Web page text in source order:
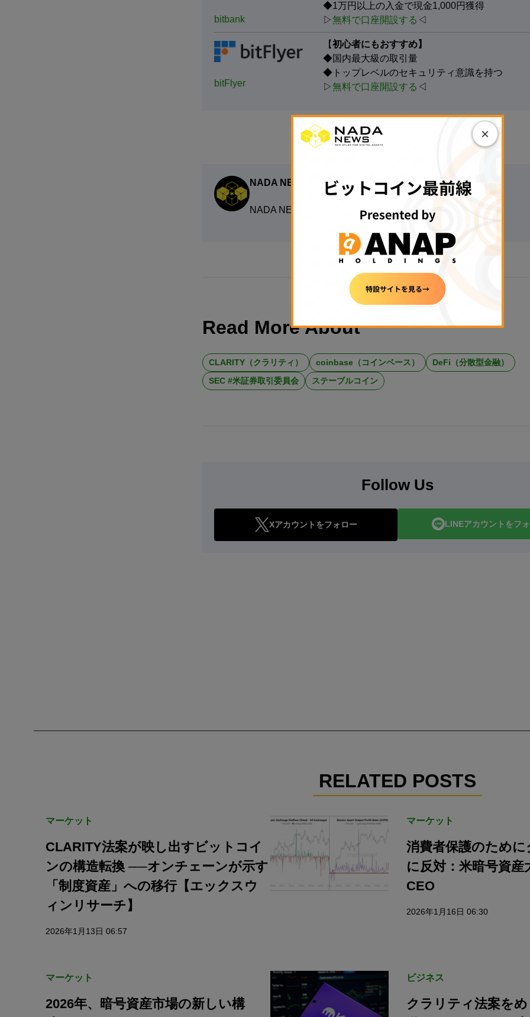
bitbank
◆1万円以上の入金で現金1,000円獲得
▷無料で口座開設する ◁
bitFlyer
【初心者にもおすすめ】
◆国内最大級の取引量
◆トップレベルのセキュリティ意識を持つ
▷無料で口座開設する ◁
NADA NEWS編集部
NADA NEWS編集部
Read More About
CLARITY（クラリティ） coinbase（コインベース）
DeFi（分散型金融）
SEC #米証券取引委員会
ステーブルコイン
Follow Us
Xアカウントをフォロー LINEアカウントをフ
RELATED POSTS
マーケット
CLARITY法案が映し出すビットコイ
ンの構造転換 ──オンチェーンが示す
「制度資産」への移行【エックスウ
ィンリサーチ】
2026年1月13日 06:57
マーケット
消費者保護のため
に反対：米暗号資
CEO
2026年1月16日 06:30
マーケット
2026年、暗号資産市場の新しい構
ビジネス
クラリティ法案を
×